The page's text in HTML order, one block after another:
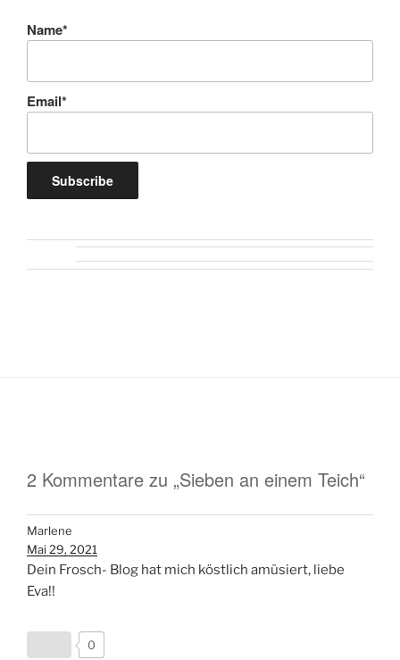
Name*
Email*
2 Kommentare zu „Sieben an einem Teich“
Marlene
Mai 29, 2021
Dein Frosch- Blog hat mich köstlich amüsiert, liebe
Eva!!
0